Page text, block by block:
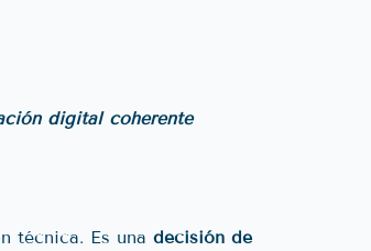
digital coherente
técnica. Es una decisión de